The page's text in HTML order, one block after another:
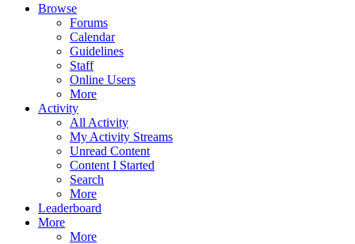
Browse
Forums
Calendar
Guidelines
Staff
Online Users
More
Activity
All Activity
My Activity Streams
Unread Content
Content I Started
Search
More
Leaderboard
More
More